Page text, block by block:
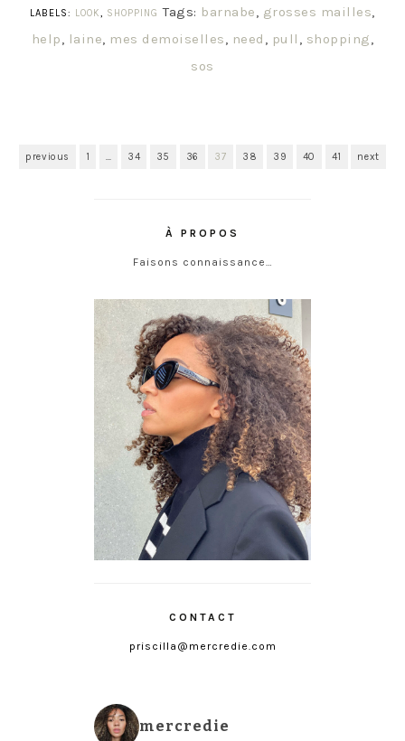
LABELS: LOOK, SHOPPING Tags: barnabe, grosses mailles,
help, laine, mes demoiselles, need , pull , shopping,
sos
previous 1 … 34 35 36 37 38 39 40 41 next
À PROPOS
Faisons connaissance…
CONTACT
priscilla@mercredie.com
mercredie